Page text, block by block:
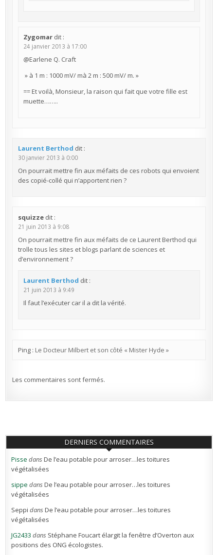
Zygomar dit :
24 janvier 2013 à 17:00
@Earlene Q. Craft
» à 1 m : 1000 mV/ mà 2 m : 500 mV/ m. »
== Et voilà, Monsieur, la raison qui fait que votre fille est
muette……..
Laurent Berthod dit :
30 janvier 2013 à 0:00
On pourrait mettre fin aux méfaits de ces robots qui envoient
des copié-collé qui n’apportent rien ?
squizze dit :
21 juin 2013 à 9:08
On pourrait mettre fin aux méfaits de ce Laurent Berthod qui
trolle tous les sites et blogs parlant de sciences et
d’environnement ?
Laurent Berthod dit :
21 juin 2013 à 9:49
Il faut l’exécuter car il a dit la vérité.
Ping : Le Docteur Milbert et son côté « Mister Hyde »
Les commentaires sont fermés.
DERNIERS COMMENTAIRES
Pisse dansDe l’eau potable pour arroser…les toitures
végétalisées
sippe dansDe l’eau potable pour arroser…les toitures
végétalisées
Seppi dansDe l’eau potable pour arroser…les toitures
végétalisées
JG2433 dans Stéphane Foucart élargit la fenêtre d’Overton aux
positions des ONG écologistes.